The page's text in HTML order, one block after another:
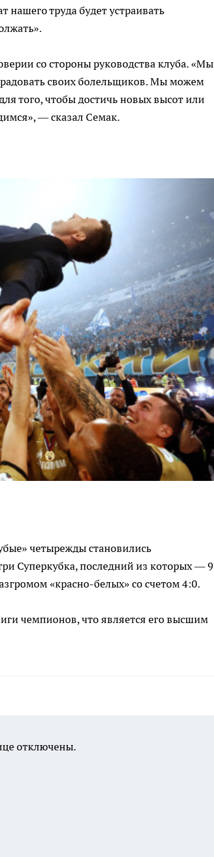
нашего труда будет устраивать
со стороны руководства клуба. «Мы
радовать своих болельщиков. Мы можем
того, чтобы достичь новых высот или
— сказал Семак.
четырежды становились
Суперкубка, последний из которых — 9
«красно-белых» со счетом 4:0.
чемпионов, что является его высшим
отключены.